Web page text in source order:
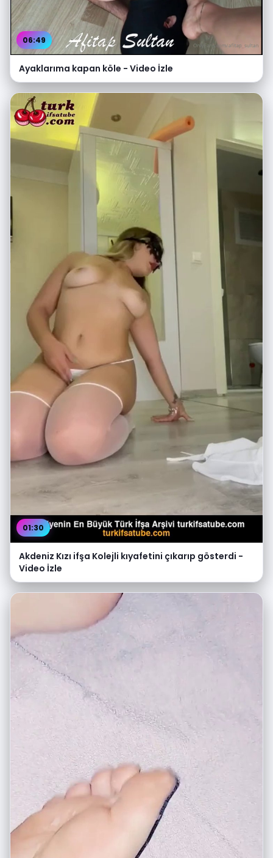
06:49
Ayaklarıma kapan köle - Video İzle
01:30
Akdeniz Kızı ifşa Kolejli kıyafetini çıkarıp gösterdi -
Video İzle